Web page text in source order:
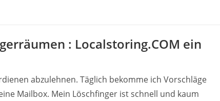
: Localstoring.COM ein
abzulehnen. Täglich bekomme ich Vorschläge
Mailbox. Mein Löschfinger ist schnell und kaum